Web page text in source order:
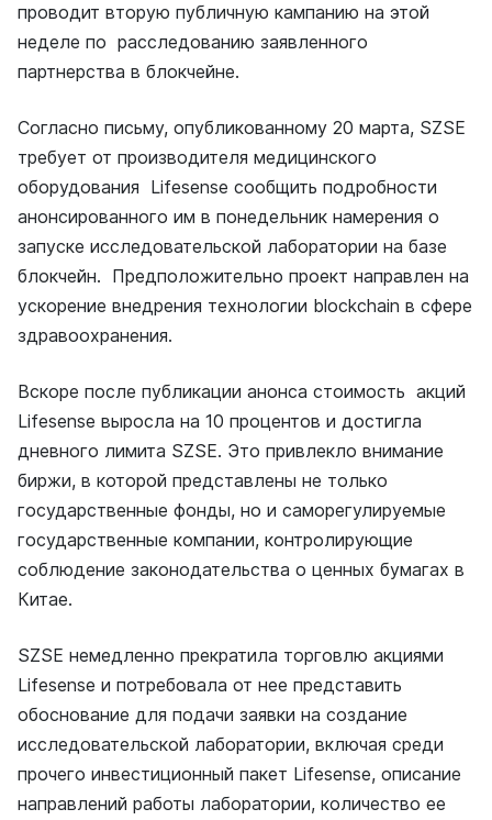
проводит вторую публичную кампанию на этой
неделе по расследованию заявленного
партнерства в блокчейне.
Согласно письму, опубликованному 20 марта, SZSE
требует от производителя медицинского
оборудования Lifesense сообщить подробности
анонсированного им в понедельник намерения о
запуске исследовательской лаборатории на базе
блокчейн. Предположительно проект направлен на
ускорение внедрения технологии blockchain в сфере
здравоохранения.
Вскоре после публикации анонса стоимость акций
Lifesense выросла на 10 процентов и достигла
дневного лимита SZSE. Это привлекло внимание
биржи, в которой представлены не только
государственные фонды, но и саморегулируемые
государственные компании, контролирующие
соблюдение законодательства о ценных бумагах в
Китае.
SZSE немедленно прекратила торговлю акциями
Lifesense и потребовала от нее представить
обоснование для подачи заявки на создание
исследовательской лаборатории, включая среди
прочего инвестиционный пакет Lifesense, описание
направлений работы лаборатории, количество ее